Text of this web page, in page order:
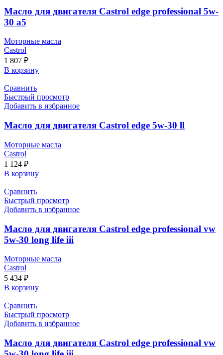
Масло для двигателя Castrol edge professional 5w-
30 a5
Моторные масла
Castrol
1 807 ₽
В корзину
Сравнить
Быстрый просмотр
Добавить в избранное
Масло для двигателя Castrol edge 5w-30 ll
Моторные масла
Castrol
1 124 ₽
В корзину
Сравнить
Быстрый просмотр
Добавить в избранное
Масло для двигателя Castrol edge professional vw
5w-30 long life iii
Моторные масла
Castrol
5 434 ₽
В корзину
Сравнить
Быстрый просмотр
Добавить в избранное
Масло для двигателя Castrol edge professional vw